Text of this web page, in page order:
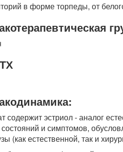
в форме торпеды, от
содержит эстриол - аналог
и симптомов,
(как естественной, так и